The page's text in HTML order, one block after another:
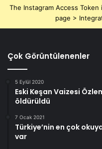
The Instagram Access
page >
Çok Görüntülenenler
5 Eylül 2020
Eski Keşan Vaizesi
öldürüldü
7 Ocak 2021
Türkiye’nin en çok
var